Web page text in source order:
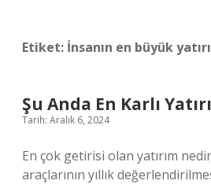
Etiket: İnsanın en büyük
Şu Anda En Karlı
Tarih: Aralık 6, 2024
En çok getirisi olan yatırım
araçlarının yıllık